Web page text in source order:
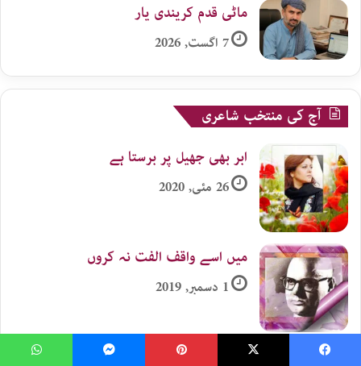
ماٹی قدم کریندی یار
7 اگست, 2026
آج کی منتخب شاعری
ابر بھی جھیل پر برستا ہے
26 مئی, 2020
میں اسے واقف الفت نہ کروں
1 دسمبر, 2019
سب جانتا ہوں راز مگر کھولتا نہیں